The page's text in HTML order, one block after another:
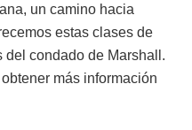
un camino hacia
estas clases de
del condado de Marshall.
más información